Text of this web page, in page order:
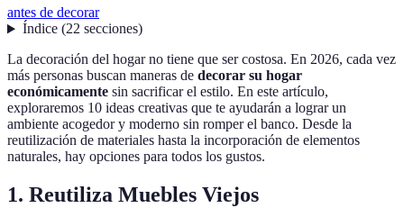
antes de decorar
Índice(22 secciones)
La decoración del hogar no tiene que ser costosa. En 2026, cada vez
más personas buscan maneras de decorar su hogar
económicamente sin sacrificar el estilo. En este artículo,
exploraremos 10 ideas creativas que te ayudarán a lograr un
ambiente acogedor y moderno sin romper el banco. Desde la
reutilización de materiales hasta la incorporación de elementos
naturales, hay opciones para todos los gustos.
1. Reutiliza Muebles Viejos